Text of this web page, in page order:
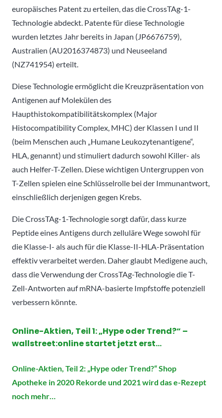
europäisches Patent zu erteilen, das die CrossTAg-1-
Technologie abdeckt. Patente für diese Technologie
wurden letztes Jahr bereits in Japan (JP6676759),
Australien (AU2016374873) und Neuseeland
(NZ741954) erteilt.
Diese Technologie ermöglicht die Kreuzpräsentation von
Antigenen auf Molekülen des
Haupthistokompatibilitätskomplex (Major
Histocompatibility Complex, MHC) der Klassen I und II
(beim Menschen auch „Humane Leukozytenantigene“,
HLA, genannt) und stimuliert dadurch sowohl Killer- als
auch Helfer-T-Zellen. Diese wichtigen Untergruppen von
T-Zellen spielen eine Schlüsselrolle bei der Immunantwort,
einschließlich derjenigen gegen Krebs.
Die CrossTAg-1-Technologie sorgt dafür, dass kurze
Peptide eines Antigens durch zelluläre Wege sowohl für
die Klasse-I- als auch für die Klasse-II-HLA-Präsentation
effektiv verarbeitet werden. Daher glaubt Medigene auch,
dass die Verwendung der CrossTAg-Technologie die T-
Zell-Antworten auf mRNA-basierte Impfstoffe potenziell
verbessern könnte.
Online-Aktien, Teil 1: „Hype oder Trend?“ –
wallstreet:online startet jetzt erst…
Online-Aktien, Teil 2: „Hype oder Trend?“ Shop
Apotheke in 2020 Rekorde und 2021 wird das e-Rezept
noch mehr…